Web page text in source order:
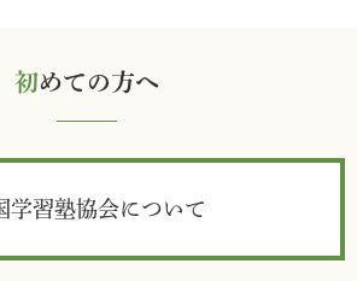
初めての方へ
学習塾協会について